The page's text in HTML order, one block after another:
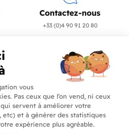
Contactez-nous
+33 (0)4 90 91 20 80